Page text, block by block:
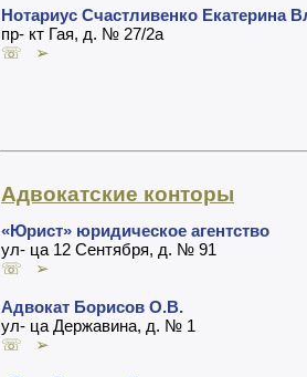
Нотариус Счастливенко Екатерина
пр- кт Гая, д. № 27/2а
☏ ➢
Адвокатские конторы
«Юрист» юридическое агентство
ул- ца 12 Сентября, д. № 91
☏ ➢
Адвокат Борисов О.В.
ул- ца Державина, д. № 1
☏ ➢